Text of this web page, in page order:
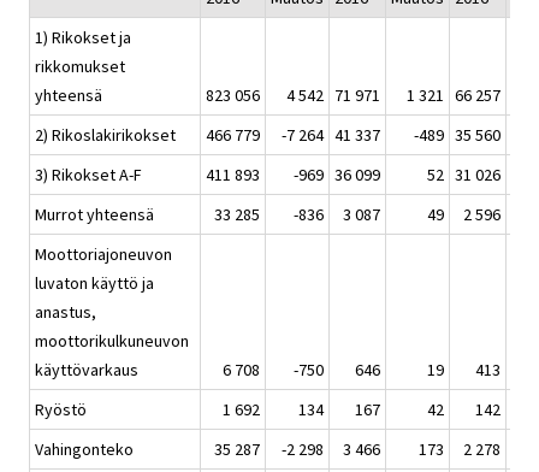
1) Rikokset ja
rikkomukset
yhteensä
823 056 4 542 71 971 1 321 66 257
2) Rikoslakirikokset
466 779 -7 264 41 337 -489 35 560
3) Rikokset A-F
411 893 -969 36 099 52 31 026
Murrot yhteensä
33 285 -836 3 087 49 2 596
Moottoriajoneuvon
luvaton käyttö ja
anastus,
moottorikulkuneuvon
käyttövarkaus
6 708 -750 646 19
413
Ryöstö
1 692 134 167 42
142
Vahingonteko
35 287 -2 298 3 466 173 2 278